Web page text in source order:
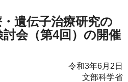
遺伝子治療研究の
会（第4回）の開催
令和3年6月2日
文部科学省